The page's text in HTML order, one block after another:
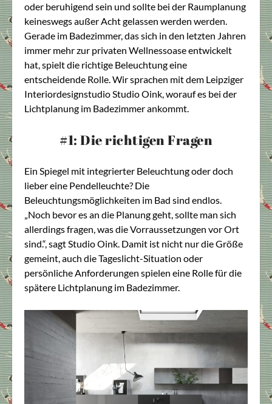
oder beruhigend sein und sollte bei der Raumplanung
keineswegs außer Acht gelassen werden werden.
Gerade im Badezimmer, das sich in den letzten Jahren
immer mehr zur privaten Wellnessoase entwickelt
hat, spielt die richtige Beleuchtung eine
entscheidende Rolle. Wir sprachen mit dem Leipziger
Interiordesignstudio Studio Oink, worauf es bei der
Lichtplanung im Badezimmer ankommt.
#1: Die richtigen Fragen
Ein Spiegel mit integrierter Beleuchtung oder doch
lieber eine Pendelleuchte? Die
Beleuchtungsmöglichkeiten im Bad sind endlos.
„Noch bevor es an die Planung geht, sollte man sich
allerdings fragen, was die Vorraussetzungen vor Ort
sind.“, sagt Studio Oink. Damit ist nicht nur die Größe
gemeint, auch die Tageslicht-Situation oder
persönliche Anforderungen spielen eine Rolle für die
spätere Lichtplanung im Badezimmer.